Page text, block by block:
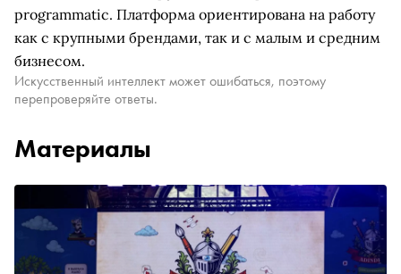
programmatic. Платформа ориентирована на работу
как с крупными брендами, так и с малым и средним
бизнесом.
Искусственный интеллект может ошибаться, поэтому
перепроверяйте ответы.
Материалы